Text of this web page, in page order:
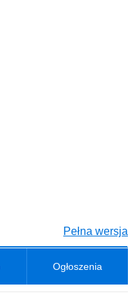
Pełna wersja
Ogłoszenia